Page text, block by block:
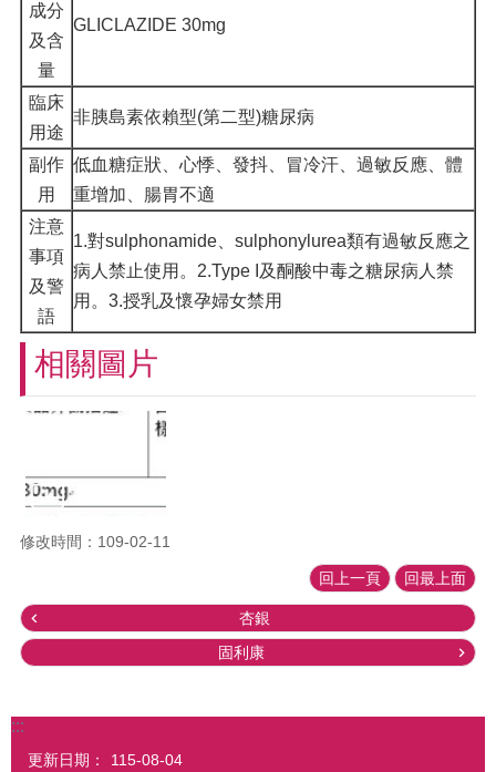
成分
及含
量
GLICLAZIDE 30mg
臨床
用途
非胰島素依賴型(第二型)糖尿病
副作
用
低血糖症狀、心悸、發抖、冒冷汗、過敏反應、體
重增加、腸胃不適
注意
事項
及警
語
1.對sulphonamide、sulphonylurea類有過敏反應之
病人禁止使用。2.Type I及酮酸中毒之糖尿病人禁
用。3.授乳及懷孕婦女禁用
相關圖片
修改時間：109-02-11
回上一頁 回最上面
杏銀
固利康
:::
更新日期： 115-08-04